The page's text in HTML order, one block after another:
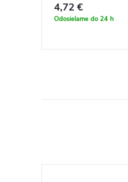
4,72 €
Odosielame do 24 h